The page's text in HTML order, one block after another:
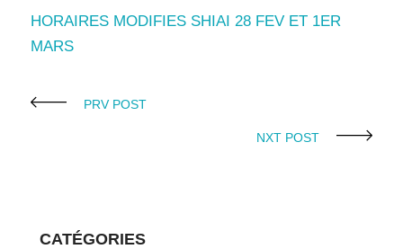
HORAIRES MODIFIES SHIAI 28 FEV ET 1ER
MARS
PRV POST
NXT POST
CATÉGORIES